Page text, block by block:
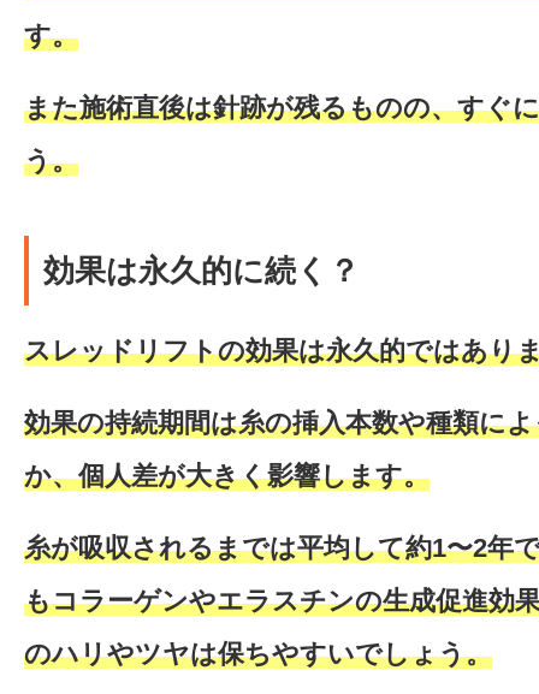
す。
また施術直後は針跡が残るものの、すぐ
う。
効果は永久的に続く？
スレッドリフトの効果は永久的ではあり
効果の持続期間は糸の挿入本数や種類に
か、個人差が大きく影響します。
糸が吸収されるまでは平均して約1〜2年
もコラーゲンやエラスチンの生成促進効
のハリやツヤは保ちやすいでしょう。